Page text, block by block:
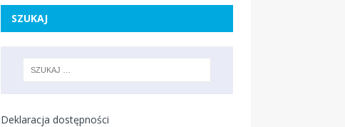
SZUKAJ
Deklaracja dostępności